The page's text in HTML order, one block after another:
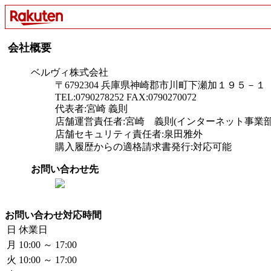
会社概要
ベルヴィ株式会社
〒6792304 兵庫県神崎郡市川町下瀬加１９５－１
TEL:0790278252 FAX:0790270072
代表者:宮崎 義則
店舗運営責任者:宮崎 義則(インターネット事業
店舗セキュリティ責任者:泉田雅外
購入履歴からの適格請求書発行:対応可能
お問い合わせ先
お問い合わせ対応時間
日 休業日
月 10:00 ～ 17:00
火 10:00 ～ 17:00